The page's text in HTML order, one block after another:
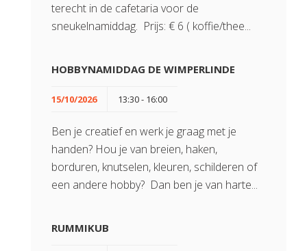
terecht in de cafetaria voor de
sneukelnamiddag. Prijs: € 6 ( koffie/thee...
HOBBYNAMIDDAG DE WIMPERLINDE
15/10/2026 13:30 - 16:00
Ben je creatief en werk je graag met je
handen? Hou je van breien, haken,
borduren, knutselen, kleuren, schilderen of
een andere hobby? Dan ben je van harte...
RUMMIKUB